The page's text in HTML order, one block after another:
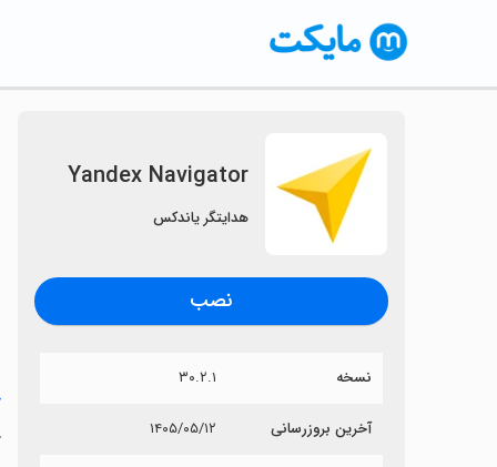
Yandex Navigator
هدایتگر یاندکس
نصب
نسخه ۳۰.۲.۱
آخرین بروزرسانی ۱۴۰۵/۰۵/۱۲